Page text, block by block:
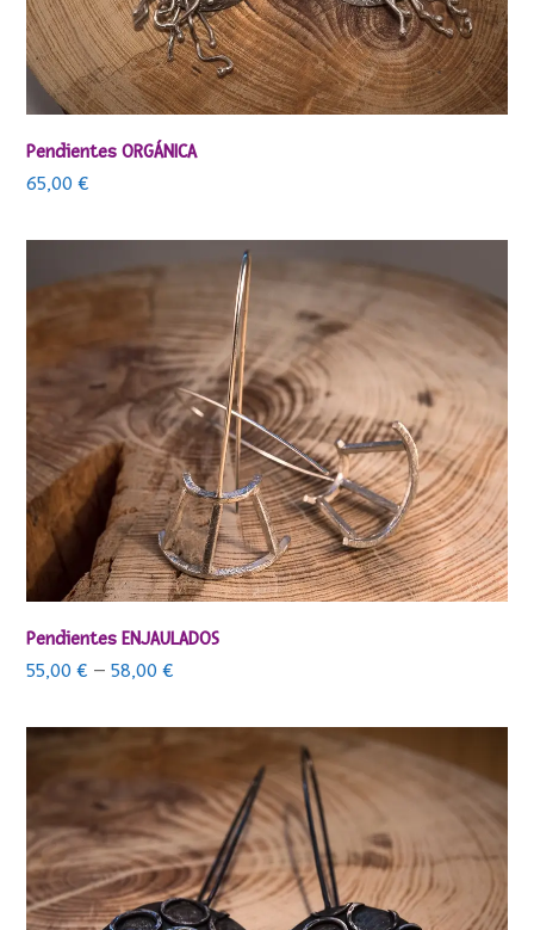
Pendientes ORGÁNICA
65,00€
Pendientes ENJAULADOS
55,00€ –58,00€